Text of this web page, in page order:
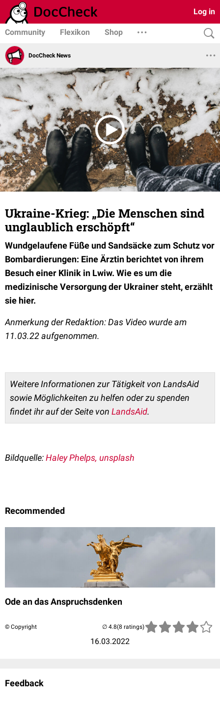
Log in
Community Flexikon Shop
DocCheck News
Ukraine-Krieg: „Die Menschen sind
unglaublich erschöpft“
Wundgelaufene Füße und Sandsäcke zum Schutz vor
Bombardierungen: Eine Ärztin berichtet von ihrem
Besuch einer Klinik in Lwiw. Wie es um die
medizinische Versorgung der Ukrainer steht, erzählt
sie hier.
Anmerkung der Redaktion: Das Video wurde am
11.03.22 aufgenommen.
Weitere Informationen zur Tätigkeit von LandsAid
sowie Möglichkeiten zu helfen oder zu spenden
findet ihr auf der Seite von LandsAid.
Bildquelle:Haley Phelps, unsplash
Recommended
Ode an das Anspruchsdenken
© Copyright
16.03.2022
(8 ratings)
Feedback